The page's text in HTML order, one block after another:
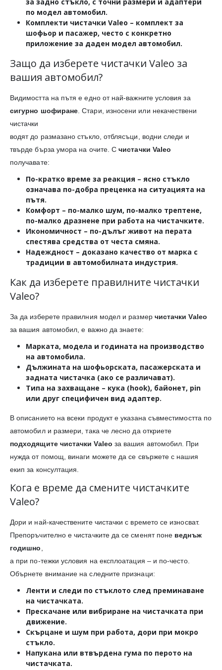
по модел автомобил.
Комплекти чистачки Valeo – комплект за
шофьор и пасажер, често с конкретно
приложение за даден модел автомобил.
Защо да изберете чистачки Valeo за
вашия автомобил?
Видимостта на пътя е едно от най-важните условия за
сигурно шофиране . Стари, износени или некачествени
чистачки
водят до размазано стъкло, отблясъци, водни следи и
твърде бърза умора на очите. Счистачки Valeo
получавате:
По-кратко време за реакция – ясно стъкло
означава по-добра преценка на ситуацията на
пътя.
Комфорт – по-малко шум, по-малко трептене,
по-малко дразнене при работа на чистачките.
Икономичност – по-дълъг живот на перата
спестява средства от честа смяна.
Надеждност – доказано качество от марка с
традиции в автомобилната индустрия.
Как да изберете правилните чистачки
Valeo?
За да изберете правилния модел и размер чистачки Valeo
за вашия автомобил, е важно да знаете:
Марката, модела и годината на производство
на автомобила.
Дължината на шофьорската, пасажерската и
задната чистачка (ако се различават).
Типа на захващане – кука (hook), байонет, pin
или друг специфичен вид адаптер.
В описанието на всеки продукт е указана съвместимостта по
автомобил и размери, така че лесно да откриете
подходящите чистачки Valeo за вашия автомобил. При
нужда от помощ, винаги можете да се свържете с нашия
екип за консултация.
Кога е време да смените чистачките
Valeo?
Дори и най-качествените чистачки с времето се износват.
Препоръчително е чистачките да се сменят поне веднъж
годишно
а при по-тежки условия на експлоатация – и по-често.
Обърнете внимание на следните признаци:
Ленти и следи по стъклото след преминаване
на чистачката.
Прескачане или вибриране на чистачката при
движение.
Скърцане и шум при работа, дори при мокро
стъкло.
Напукана или втвърдена гума по перото на
чистачката.